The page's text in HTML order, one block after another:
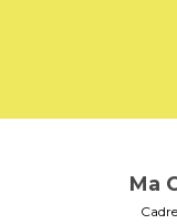
Ma